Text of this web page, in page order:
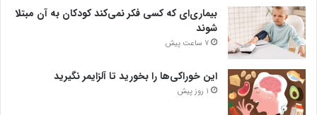
پایان پیام/.
بیماری‌ای که کسی فکر نمی‌کند کودکان به آن مبتلا
شوند
7 ساعت پیش
این خوراکی‌ها را بخورید تا آلزایمر نگیرید
1 روز پیش